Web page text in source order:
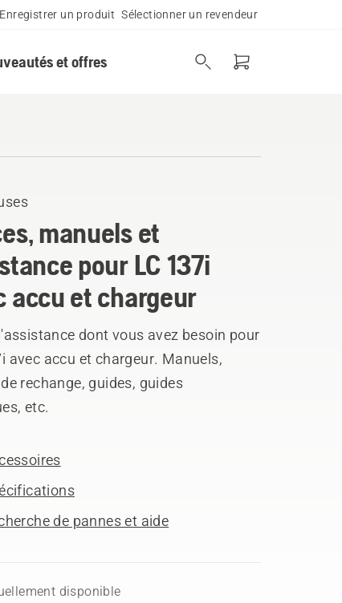
Enregistrer un produit Sélectionner un revendeur
et offres
manuels et
pour LC 137i
accu et chargeur
dont vous avez besoin pour
avec accu et chargeur. Manuels,
rechange, guides, guides
etc.
de pannes et aide
disponible